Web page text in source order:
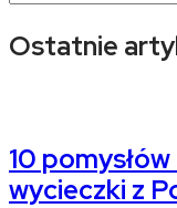
Ostatnie
10
wycieczki z